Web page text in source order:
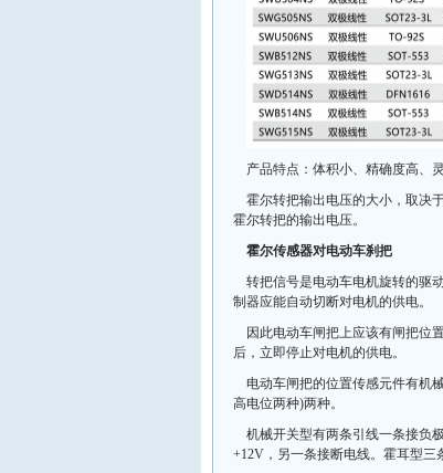
产品特点：体积小、精确度高、
霍尔转把输出电压的大小，取决
霍尔转把的输出电压。
霍尔传感器对电动车刹把
转把信号是电动车电机旋转的驱
制器应能自动切断对电机的供电。
因此电动车闸把上应该有闸把位
后，立即停止对电机的供电。
电动车闸把的位置传感元件有机
高电位两种)两种。
机械开关型有两条引线一条接负
+12V，另一条接断电线。霍耳型三